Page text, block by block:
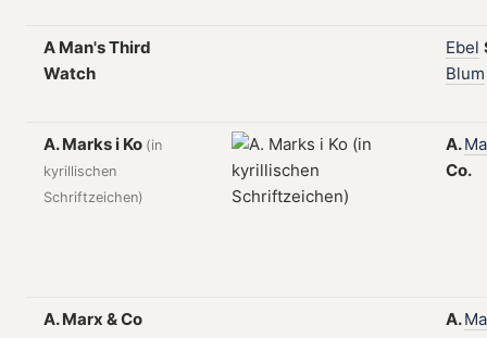
A Man's Third
Watch
Ebel
Blum
A. Marks i Ko (in
kyrillischen
Schriftzeichen)
A.
Co.
A. Marx & Co A.